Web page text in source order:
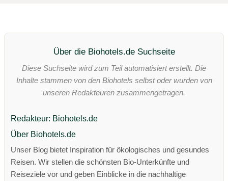
Über die Biohotels.de Suchseite
Diese Suchseite wird zum Teil automatisiert erstellt. Die
Inhalte stammen von den Biohotels selbst oder wurden von
unseren Redakteuren zusammengetragen.
Redakteur: Biohotels.de
Über Biohotels.de
Unser Blog bietet Inspiration für ökologisches und gesundes
Reisen. Wir stellen die schönsten Bio-Unterkünfte und
Reiseziele vor und geben Einblicke in die nachhaltige